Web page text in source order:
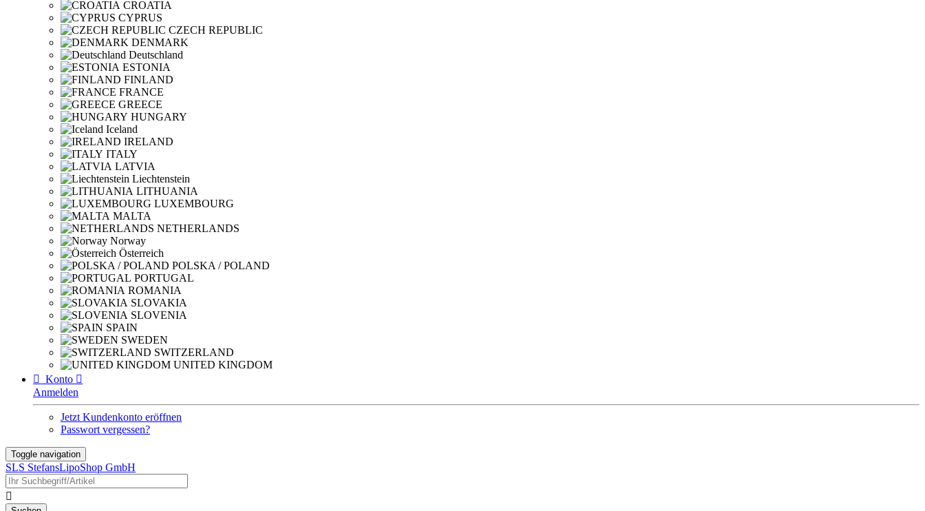
CROATIA
CYPRUS
CZECH REPUBLIC
DENMARK
Deutschland
ESTONIA
FINLAND
FRANCE
GREECE
HUNGARY
Iceland
IRELAND
ITALY
LATVIA
Liechtenstein
LITHUANIA
LUXEMBOURG
MALTA
NETHERLANDS
Norway
Österreich
POLSKA / POLAND
PORTUGAL
ROMANIA
SLOVAKIA
SLOVENIA
SPAIN
SWEDEN
SWITZERLAND
UNITED KINGDOM
 Konto 
Anmelden
Jetzt Kundenkonto eröffnen
Passwort vergessen?
Toggle navigation
SLS StefansLipoShop GmbH
